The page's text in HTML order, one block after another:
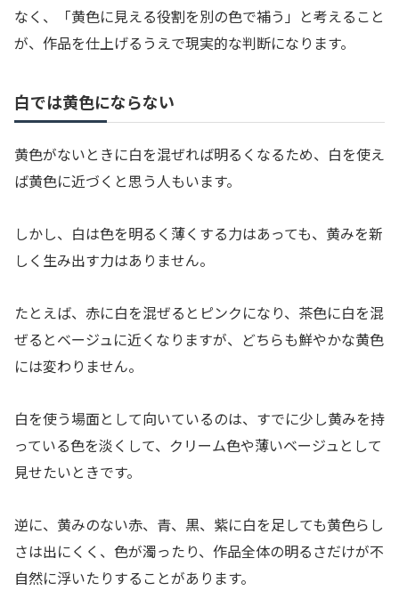
なく、「黄色に見える役割を別の色で補う」と考えること
が、作品を仕上げるうえで現実的な判断になります。
白では黄色にならない
黄色がないときに白を混ぜれば明るくなるため、白を使え
ば黄色に近づくと思う人もいます。
しかし、白は色を明るく薄くする力はあっても、黄みを新
しく生み出す力はありません。
たとえば、赤に白を混ぜるとピンクになり、茶色に白を混
ぜるとベージュに近くなりますが、どちらも鮮やかな黄色
には変わりません。
白を使う場面として向いているのは、すでに少し黄みを持
っている色を淡くして、クリーム色や薄いベージュとして
見せたいときです。
逆に、黄みのない赤、青、黒、紫に白を足しても黄色らし
さは出にくく、色が濁ったり、作品全体の明るさだけが不
自然に浮いたりすることがあります。